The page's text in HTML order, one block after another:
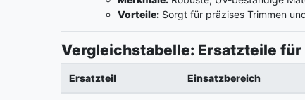
Vorteile: Sorgt für präzises Trimmen
Vergleichstabelle: Ersatzteile
Ersatzteil Einsatzbereich